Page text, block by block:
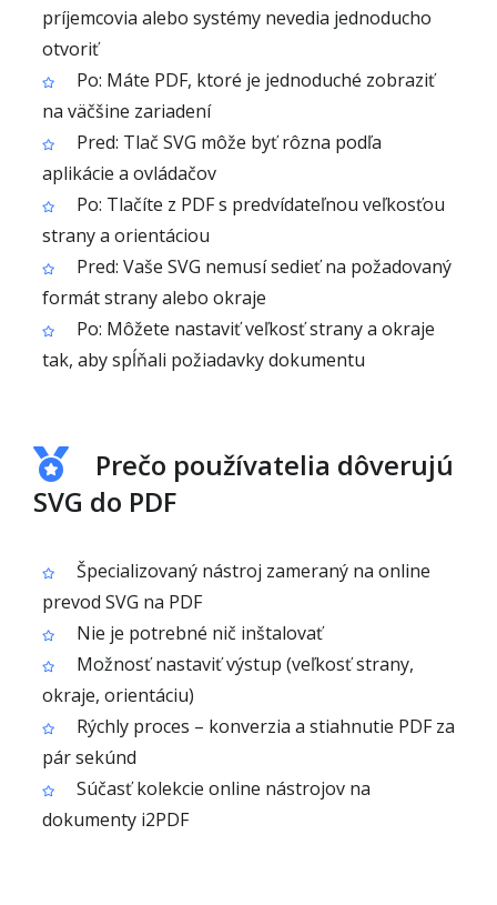
príjemcovia alebo systémy nevedia jednoducho
otvoriť
Po: Máte PDF, ktoré je jednoduché zobraziť
na väčšine zariadení
Pred: Tlač SVG môže byť rôzna podľa
aplikácie a ovládačov
Po: Tlačíte z PDF s predvídateľnou veľkosťou
strany a orientáciou
Pred: Vaše SVG nemusí sedieť na požadovaný
formát strany alebo okraje
Po: Môžete nastaviť veľkosť strany a okraje
tak, aby spĺňali požiadavky dokumentu
Prečo používatelia dôverujú
SVG do PDF
Špecializovaný nástroj zameraný na online
prevod SVG na PDF
Nie je potrebné nič inštalovať
Možnosť nastaviť výstup (veľkosť strany,
okraje, orientáciu)
Rýchly proces – konverzia a stiahnutie PDF za
pár sekúnd
Súčasť kolekcie online nástrojov na
dokumenty i2PDF